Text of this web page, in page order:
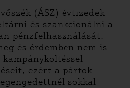
(ÁSZ) évtizedek
és szankcionálni a
pénzfelhasználását.
és érdemben nem is
ezért a pártok
sokkal